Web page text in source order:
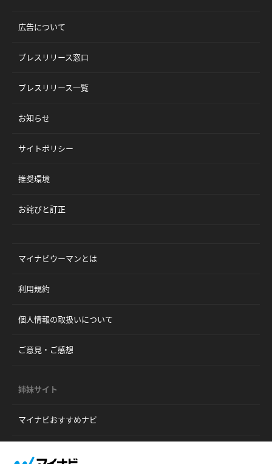
広告について
プレスリリース窓口
プレスリリース一覧
お知らせ
サイトポリシー
推奨環境
お詫びと訂正
マイナビウーマンとは
利用規約
個人情報の取扱いについて
ご意見・ご感想
姉妹サイト
マイナビおすすめナビ